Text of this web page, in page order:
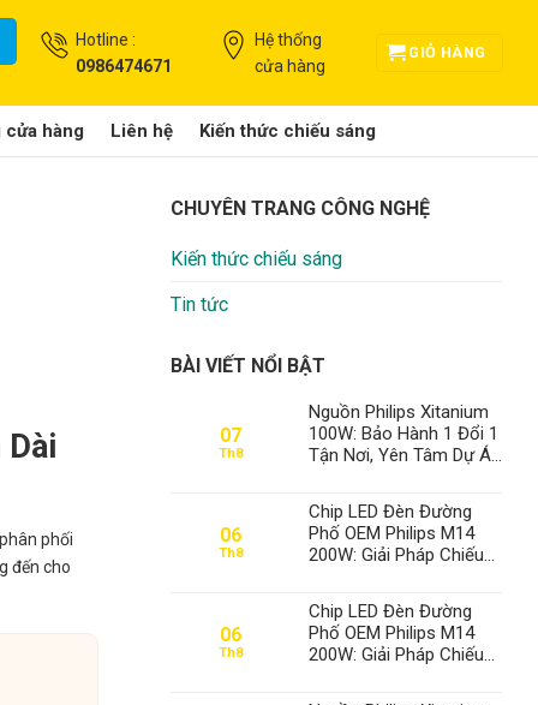
Hotline :
0986474671
Hệ thống
cửa hàng
GIỎ HÀNG
cửa hàng Liên hệ Kiến thức chiếu sáng
phối
đến cho
CHUYÊN TRANG CÔNG NGHỆ
Kiến thức chiếu sáng
Tin tức
BÀI VIẾT NỔI BẬT
07
Th8
Nguồn Philips Xitanium
100W: Bảo Hành 1 Đổi 1
Tận Nơi, Yên Tâm Dự Án
06
Th8
Chip LED Đèn Đường
Phố OEM Philips M14
200W: Giải Pháp Chiếu
Định Vị Thế Số 1 Của
Thành Đạt LED
06
Th8
Chip LED Đèn Đường
Phố OEM Philips M14
200W: Giải Pháp Chiếu
Định Vị Thế Số 1 Của